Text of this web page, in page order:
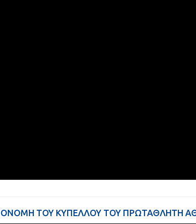
ΤΟΥ ΚΥΠΕΛΛΟΥ ΤΟΥ ΠΡΩΤΑΘΛΗΤΗ